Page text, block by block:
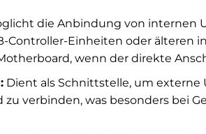
die Anbindung von internen
Controller-Einheiten oder älteren
wenn der direkte
Dient als Schnittstelle, um externe
zu verbinden, was besonders bei